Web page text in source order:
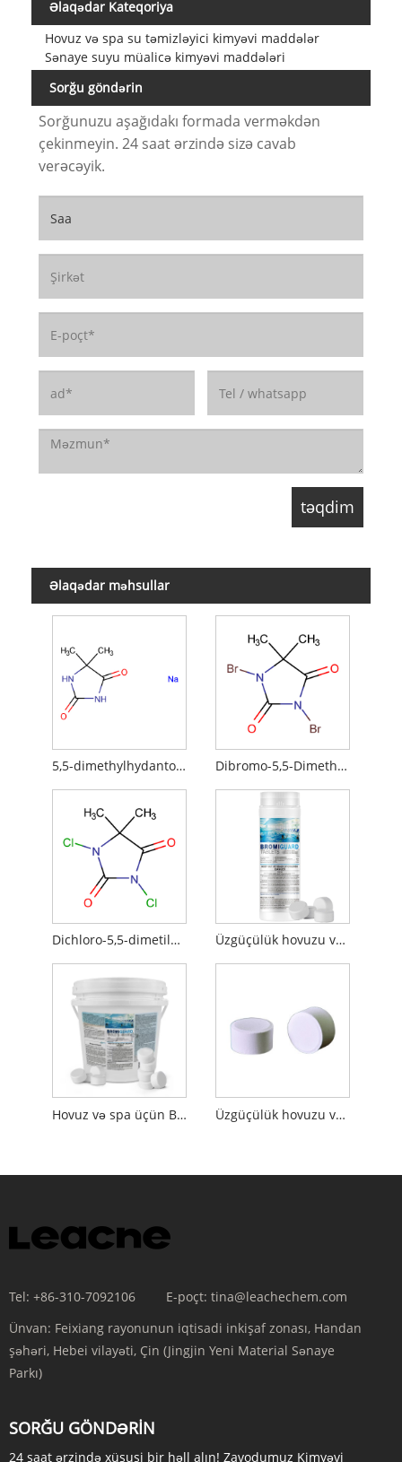
Əlaqədar Kateqoriya
Hovuz və spa su təmizləyici kimyəvi maddələr
Sənaye suyu müalicə kimyəvi maddələri
Sorğu göndərin
Sorğunuzu aşağıdakı formada verməkdən
çekinmeyin. 24 saat ərzində sizə cavab
verəcəyik.
Əlaqədar məhsullar
5,5-dimethylhydantoin natrium duzu Dibromo-5,5-Dimethylhydantoin
Dichloro-5,5-dimetilhydantoin Üzgüçülük hovuzu və spa üçün 1-bromo-3 -hloro-5,5-dimetilhydantoin
Hovuz və spa üçün BCDMH Üzgüçülük hovuzu və spa üçün Bromine Tablet
Tel: +86-310-7092106 E-poçt: tina@leachechem.com
Ünvan: Feixiang rayonunun iqtisadi inkişaf zonası, Handan
şəhəri, Hebei vilayəti, Çin (Jingjin Yeni Material Sənaye
Parkı)
SORĞU GÖNDƏRIN
24 saat ərzində xüsusi bir həll alın! Zavodumuz Kimyəvi